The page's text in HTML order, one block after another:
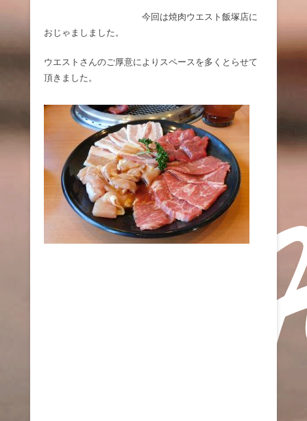
今回は焼肉ウエスト飯塚店に
おじゃましました。
ウエストさんのご厚意によりスペースを多くとらせて
頂きました。